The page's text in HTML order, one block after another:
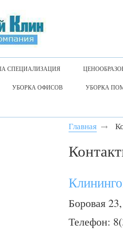
СПЕЦИАЛИЗАЦИЯ
УБОРКА ОФИСОВ УБОРКА
Главная
Боровая
Телефон: